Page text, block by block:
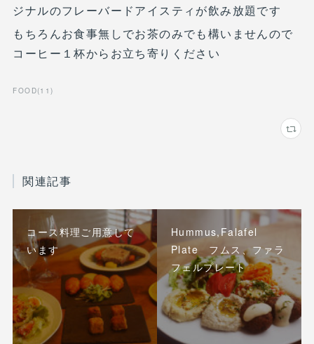
ジナルのフレーバードアイスティが飲み放題です
もちろんお食事無しでお茶のみでも構いませんので
コーヒー１杯からお立ち寄りください
FOOD(11)
関連記事
コース料理ご用意して
います
Hummus,Falafel
Plate フムス、ファラ
フェルプレート